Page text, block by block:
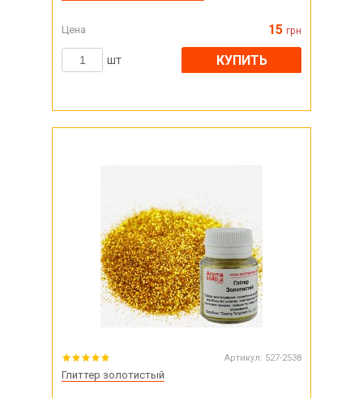
Цена 15 грн
шт КУПИТЬ
Артикул: 527-2538
Глиттер золотистый